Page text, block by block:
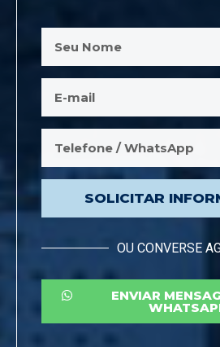
SOLICITAR
OU CONVERSE
ENVIAR